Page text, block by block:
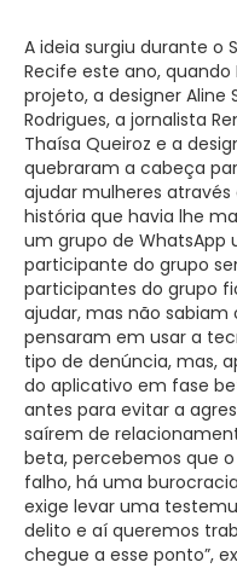
A ideia surgiu durante o
Recife este ano, quando
projeto, a designer Aline
Rodrigues, a jornalista
Thaísa Queiroz e a
quebraram a cabeça
ajudar mulheres
história que havia lhe
um grupo de
participante do grupo
participantes do grupo
ajudar, mas não sabiam
pensaram em usar a
tipo de denúncia, mas,
do aplicativo em fase
antes para evitar a
saírem de
beta, percebemos que
falho, há uma
exige levar uma
delito e aí queremos
chegue a esse ponto”,